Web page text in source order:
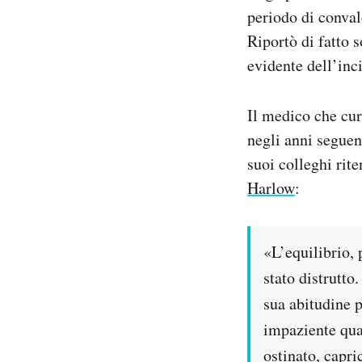
periodo di
Riportò di fatto
evidente
Il medico che
negli anni
suoi colleghi
Harlow:
«L’equilibrio,
stato
sua abitudine
impaziente
ostinato,